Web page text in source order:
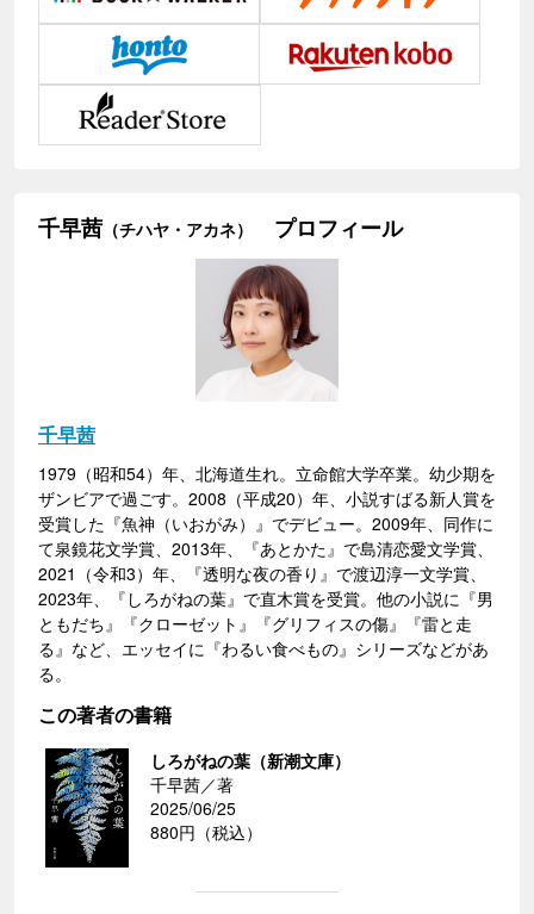
千早茜 （チハヤ・アカネ） プロフィール
千早茜
1979（昭和54）年、北海道生れ。立命館大学卒業。幼少期を
ザンビアで過ごす。2008（平成20）年、小説すばる新人賞を
受賞した『魚神（いおがみ）』でデビュー。2009年、同作に
て泉鏡花文学賞、2013年、『あとかた』で島清恋愛文学賞、
2021（令和3）年、『透明な夜の香り』で渡辺淳一文学賞、
2023年、『しろがねの葉』で直木賞を受賞。他の小説に『男
ともだち』『クローゼット』『グリフィスの傷』『雷と走
る』など、エッセイに『わるい食べもの』シリーズなどがあ
る。
この著者の書籍
しろがねの葉（新潮文庫）
千早茜／著
2025/06/25
880円（税込）